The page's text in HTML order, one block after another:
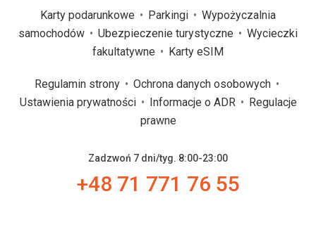
Karty podarunkowe Parkingi
Wypożyczalnia
samochodów
Ubezpieczenie turystyczne
Wycieczki
fakultatywne
Karty eSIM
Regulamin strony
Ochrona danych osobowych
Ustawienia prywatności
Informacje o ADR
Regulacje
prawne
Zadzwoń 7 dni/tyg. 8:00-23:00
+48 71 771 76 55